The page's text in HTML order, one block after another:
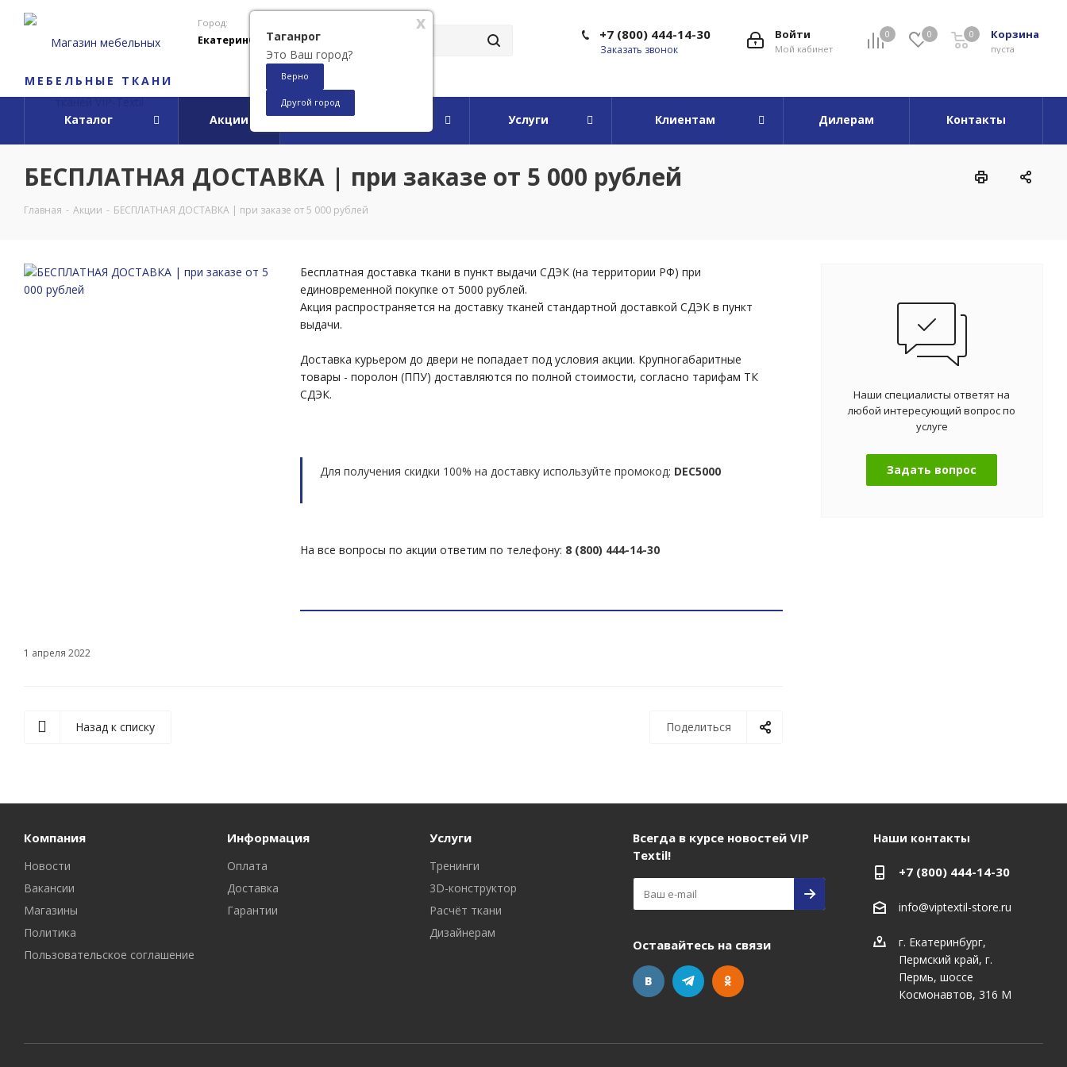
МЕБЕЛЬНЫЕ ТКАНИ
Город:
Екатеринбург 0 0 Корзина
пуста
0
Войти
Мой кабинет
+7 (800) 444-14-30
Заказать звонок
Каталог Акции О компании Услуги Клиентам Дилерам Контакты
x
Таганрог
Это Ваш город?
Верно
Другой город
БЕСПЛАТНАЯ ДОСТАВКА | при заказе от 5 000 рублей
Главная - Акции - БЕСПЛАТНАЯ ДОСТАВКА | при заказе от 5 000 рублей
Бесплатная доставка ткани в пункт выдачи СДЭК (на территории РФ) при
единовременной покупке от 5000 рублей.
Акция распространяется на доставку тканей стандартной доставкой СДЭК в пункт
выдачи.
Доставка курьером до двери не попадает под условия акции. Крупногабаритные
товары - поролон (ППУ) доставляются по полной стоимости, согласно тарифам ТК
СДЭК.
Для получения скидки 100% на доставку используйте промокод: DEC5000
На все вопросы по акции ответим по телефону: 8 (800) 444-14-30
1 апреля 2022
Наши специалисты ответят на
любой интересующий вопрос по
услуге
Задать вопрос
Поделиться
Назад к списку
Компания
Новости
Вакансии
Магазины
Политика
Пользовательское соглашение
Информация
Оплата
Доставка
Гарантии
Услуги
Тренинги
3D-конструктор
Расчёт ткани
Дизайнерам
Всегда в курсе новостей VIP
Textil!
Оставайтесь на связи
Наши контакты
+7 (800) 444-14-30
info@viptextil-store.ru
г. Екатеринбург,
Пермский край, г.
Пермь, шоссе
Космонавтов, 316 М